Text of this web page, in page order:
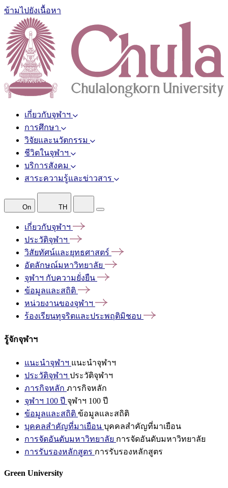
ข้ามไปยังเนื้อหา
เกี่ยวกับจุฬาฯ
การศึกษา
วิจัยและนวัตกรรม
ชีวิตในจุฬาฯ
บริการสังคม
สาระความรู้และข่าวสาร
On TH
เกี่ยวกับจุฬาฯ
ประวัติจุฬาฯ
วิสัยทัศน์และยุทธศาสตร์
อัตลักษณ์มหาวิทยาลัย
จุฬาฯ กับความยั่งยืน
ข้อมูลและสถิติ
หน่วยงานของจุฬาฯ
ร้องเรียนทุจริตและประพฤติมิชอบ
รู้จักจุฬาฯ
แนะนำจุฬาฯ แนะนำจุฬาฯ
ประวัติจุฬาฯ ประวัติจุฬาฯ
ภารกิจหลัก ภารกิจหลัก
จุฬาฯ 100 ปี จุฬาฯ 100 ปี
ข้อมูลและสถิติ ข้อมูลและสถิติ
บุคคลสำคัญที่มาเยือน บุคคลสำคัญที่มาเยือน
การจัดอันดับมหาวิทยาลัย การจัดอันดับมหาวิทยาลัย
การรับรองหลักสูตร การรับรองหลักสูตร
Green University